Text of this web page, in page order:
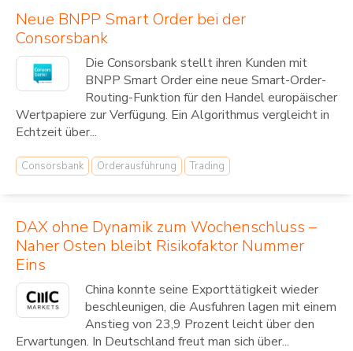
Neue BNPP Smart Order bei der
Consorsbank
Die Consorsbank stellt ihren Kunden mit
BNPP Smart Order eine neue Smart-Order-
Routing-Funktion für den Handel europäischer
Wertpapiere zur Verfügung. Ein Algorithmus vergleicht in
Echtzeit über...
Consorsbank Orderausführung Trading
DAX ohne Dynamik zum Wochenschluss –
Naher Osten bleibt Risikofaktor Nummer
Eins
China konnte seine Exporttätigkeit wieder
beschleunigen, die Ausfuhren lagen mit einem
Anstieg von 23,9 Prozent leicht über den
Erwartungen. In Deutschland freut man sich über...